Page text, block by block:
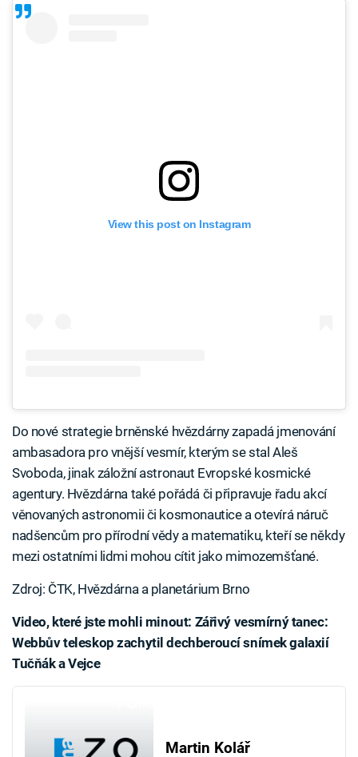
View this post on Instagram
Do nové strategie brněnské hvězdárny zapadá jmenování
ambasadora pro vnější vesmír, kterým se stal Aleš
Svoboda, jinak záložní astronaut Evropské kosmické
agentury. Hvězdárna také pořádá či připravuje řadu akcí
věnovaných astronomii či kosmonautice a otevírá náruč
nadšencům pro přírodní vědy a matematiku, kteří se někdy
mezi ostatními lidmi mohou cítit jako mimozemšťané.
Zdroj: ČTK, Hvězdárna a planetárium Brno
Video, které jste mohli minout: Zářivý vesmírný tanec:
Webbův teleskop zachytil dechberoucí snímek galaxií
Tučňák a Vejce
Martin Kolář